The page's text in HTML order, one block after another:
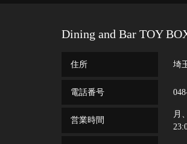
Dining and Bar TOY
住所 埼
電話番号
営業時間
月